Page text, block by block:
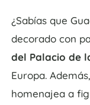
¿Sabías que
decorado con
del Palacio de
Europa.
homenajea a